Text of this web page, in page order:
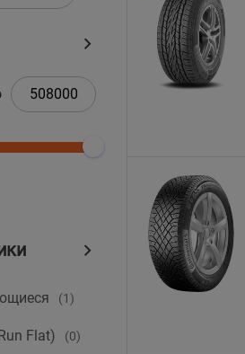
(1)
Flat) (0)